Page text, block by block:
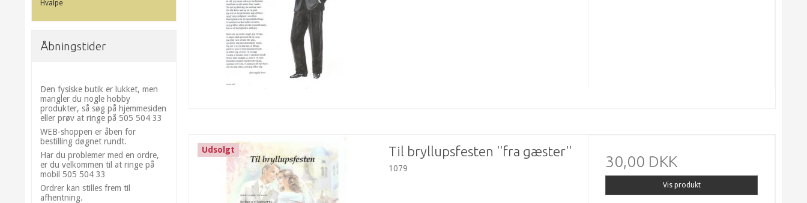
Hvalpe
Åbningstider
Den fysiske butik er lukket, men
mangler du nogle hobby
produkter, så søg på hjemmesiden
eller prøv at ringe på 505 504 33
WEB-shoppen er åben for
bestilling døgnet rundt.
Har du problemer med en ordre,
er du velkommen til at ringe på
mobil 505 504 33
Ordrer kan stilles frem til
afhentning.
Udsolgt Til bryllupsfesten ''fra gæster''
1079 30,00 DKK
Vis produkt